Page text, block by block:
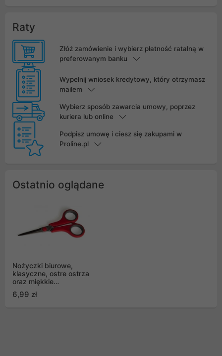
Raty
Złóż zamówienie i wybierz płatność ratalną w
preferowanym banku
Wypełnij wniosek kredytowy, który otrzymasz
mailem
Wybierz sposób zawarcia umowy, poprzez
kuriera lub online
Podpisz umowę i ciesz się zakupami w
Proline.pl
Ostatnio oglądane
Nożyczki biurowe,
klasyczne, ostre ostrza
oraz miękkie
uchwytów.
6,99 zł